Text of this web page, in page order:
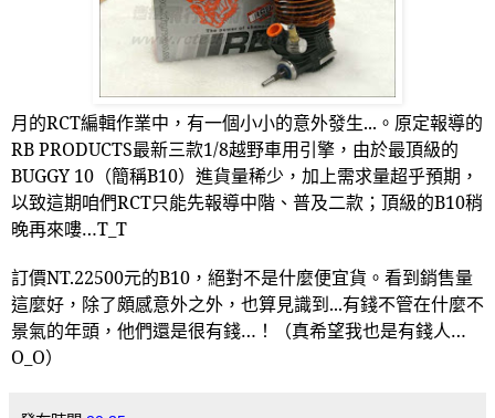
月的RCT編輯作業中，有一個小小的意外發生... 。原定報導的
RB PRODUCTS最新三款1/8越野車用引擎，由於最頂級的
BUGGY 10 （簡稱B10）進貨量稀少，加上需求量超乎預期，
以致這期咱們RCT只能先報導中階、普及二款；頂級的B10稍
晚再來嘍…T_T
訂價NT.22500元的B10 ，絕對不是什麼便宜貨。看到銷售量
這麼好，除了頗感意外之外，也算見識到...有錢不管在什麼不
景氣的年頭，他們還是很有錢…！（真希望我也是有錢人…
O_O）